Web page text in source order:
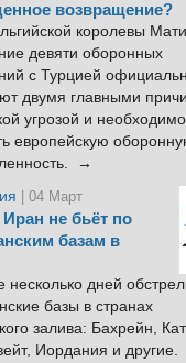
возвращение?
королевы
девяти оборонных
с Турцией
двумя главными
угрозой и
европейскую
→
| 04 Март
не бьёт по
базам в
несколько дней
базы в странах
залива: Бахрейн,
Иордания и другие.